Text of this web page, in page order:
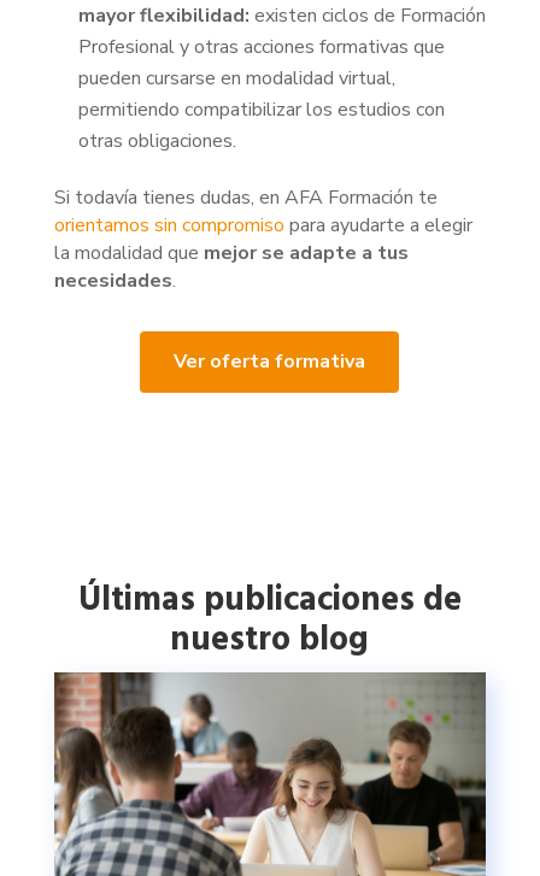
mayor flexibilidad: existen ciclos de Formación
Profesional y otras acciones formativas que
pueden cursarse en modalidad virtual,
permitiendo compatibilizar los estudios con
otras obligaciones.
Si todavía tienes dudas, en AFA Formación te
orientamos sin compromiso para ayudarte a elegir
la modalidad que mejor se adapte a tus
necesidades.
Ver oferta formativa
Últimas publicaciones de
nuestro blog